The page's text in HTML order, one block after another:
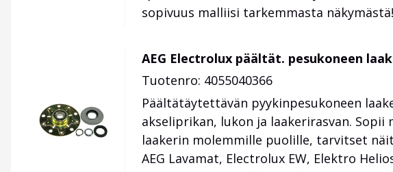
sopivuus malliisi tarkemmasta näkymästä!
AEG Electrolux päältät. pesukoneen
Tuotenro: 4055040366
Päältätäytettävän pyykinpesukoneen
akseliprikan, lukon ja laakerirasvan.
laakerin molemmille puolille, tarvitset
AEG Lavamat, Electrolux EW, Elektro